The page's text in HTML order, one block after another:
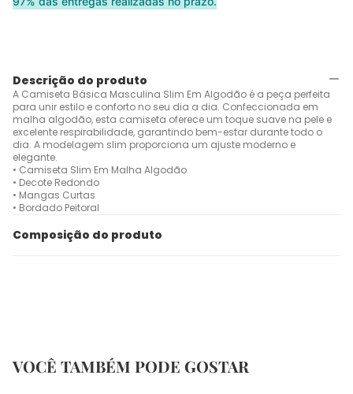
Descrição do produto
A Camiseta Básica Masculina Slim Em Algodão é a peça perfeita
para unir estilo e conforto no seu dia a dia. Confeccionada em
malha algodão, esta camiseta oferece um toque suave na pele e
excelente respirabilidade, garantindo bem-estar durante todo o
dia. A modelagem slim proporciona um ajuste moderno e
elegante.
• Camiseta Slim Em Malha Algodão
• Decote Redondo
• Mangas Curtas
• Bordado Peitoral
Composição do produto
VOCÊ TAMBÉM PODE GOSTAR